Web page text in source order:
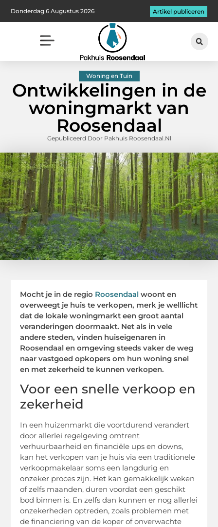
Donderdag 6 Augustus 2026 Artikel publiceren
Woning en Tuin
Ontwikkelingen in de
woningmarkt van
Roosendaal
Gepubliceerd Door Pakhuis Roosendaal.nl
Mocht je in de regio Roosendaal woont en
overweegt je huis te verkopen, merk je welllicht
dat de lokale woningmarkt een groot aantal
veranderingen doormaakt. Net als in vele
andere steden, vinden huiseigenaren in
Roosendaal en omgeving steeds vaker de weg
naar vastgoed opkopers om hun woning snel
en met zekerheid te kunnen verkopen.
Voor een snelle verkoop en
zekerheid
In een huizenmarkt die voortdurend verandert
door allerlei regelgeving omtrent
verhuurbaarheid en financiële ups en downs,
kan het verkopen van je huis via een traditionele
verkoopmakelaar soms een langdurig en
onzeker proces zijn. Het kan gemakkelijk weken
of zelfs maanden, duren voordat een geschikt
bod binnen is. En zelfs dan kunnen er nog allerlei
onzekerheden optreden, zoals problemen met
de financiering van de koper of onverwachte